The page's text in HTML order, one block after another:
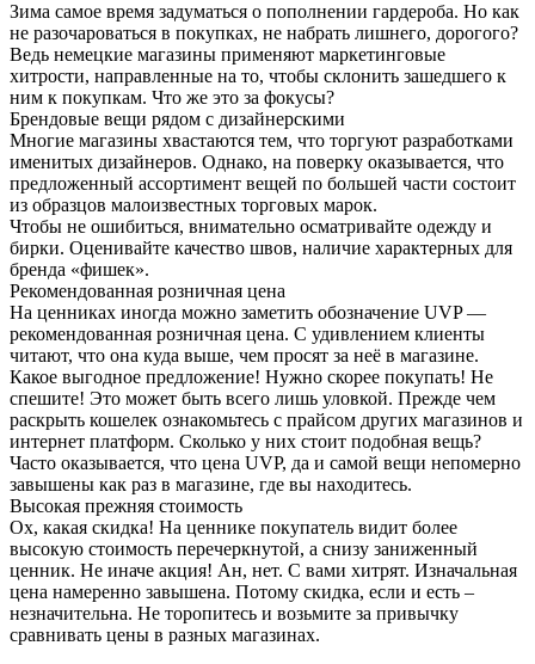
Зима самое время задуматься о пополнении гардероба. Но как
не разочароваться в покупках, не набрать лишнего, дорогого?
Ведь немецкие магазины применяют маркетинговые
хитрости, направленные на то, чтобы склонить зашедшего к
ним к покупкам. Что же это за фокусы?
Брендовые вещи рядом с дизайнерскими
Многие магазины хвастаются тем, что торгуют разработками
именитых дизайнеров. Однако, на поверку оказывается, что
предложенный ассортимент вещей по большей части состоит
из образцов малоизвестных торговых марок.
Чтобы не ошибиться, внимательно осматривайте одежду и
бирки. Оценивайте качество швов, наличие характерных для
бренда «фишек».
Рекомендованная розничная цена
На ценниках иногда можно заметить обозначение UVP —
рекомендованная розничная цена. С удивлением клиенты
читают, что она куда выше, чем просят за неё в магазине.
Какое выгодное предложение! Нужно скорее покупать! Не
спешите! Это может быть всего лишь уловкой. Прежде чем
раскрыть кошелек ознакомьтесь с прайсом других магазинов и
интернет платформ. Сколько у них стоит подобная вещь?
Часто оказывается, что цена UVP, да и самой вещи непомерно
завышены как раз в магазине, где вы находитесь.
Высокая прежняя стоимость
Ох, какая скидка! На ценнике покупатель видит более
высокую стоимость перечеркнутой, а снизу заниженный
ценник. Не иначе акция! Ан, нет. С вами хитрят. Изначальная
цена намеренно завышена. Потому скидка, если и есть –
незначительна. Не торопитесь и возьмите за привычку
сравнивать цены в разных магазинах.